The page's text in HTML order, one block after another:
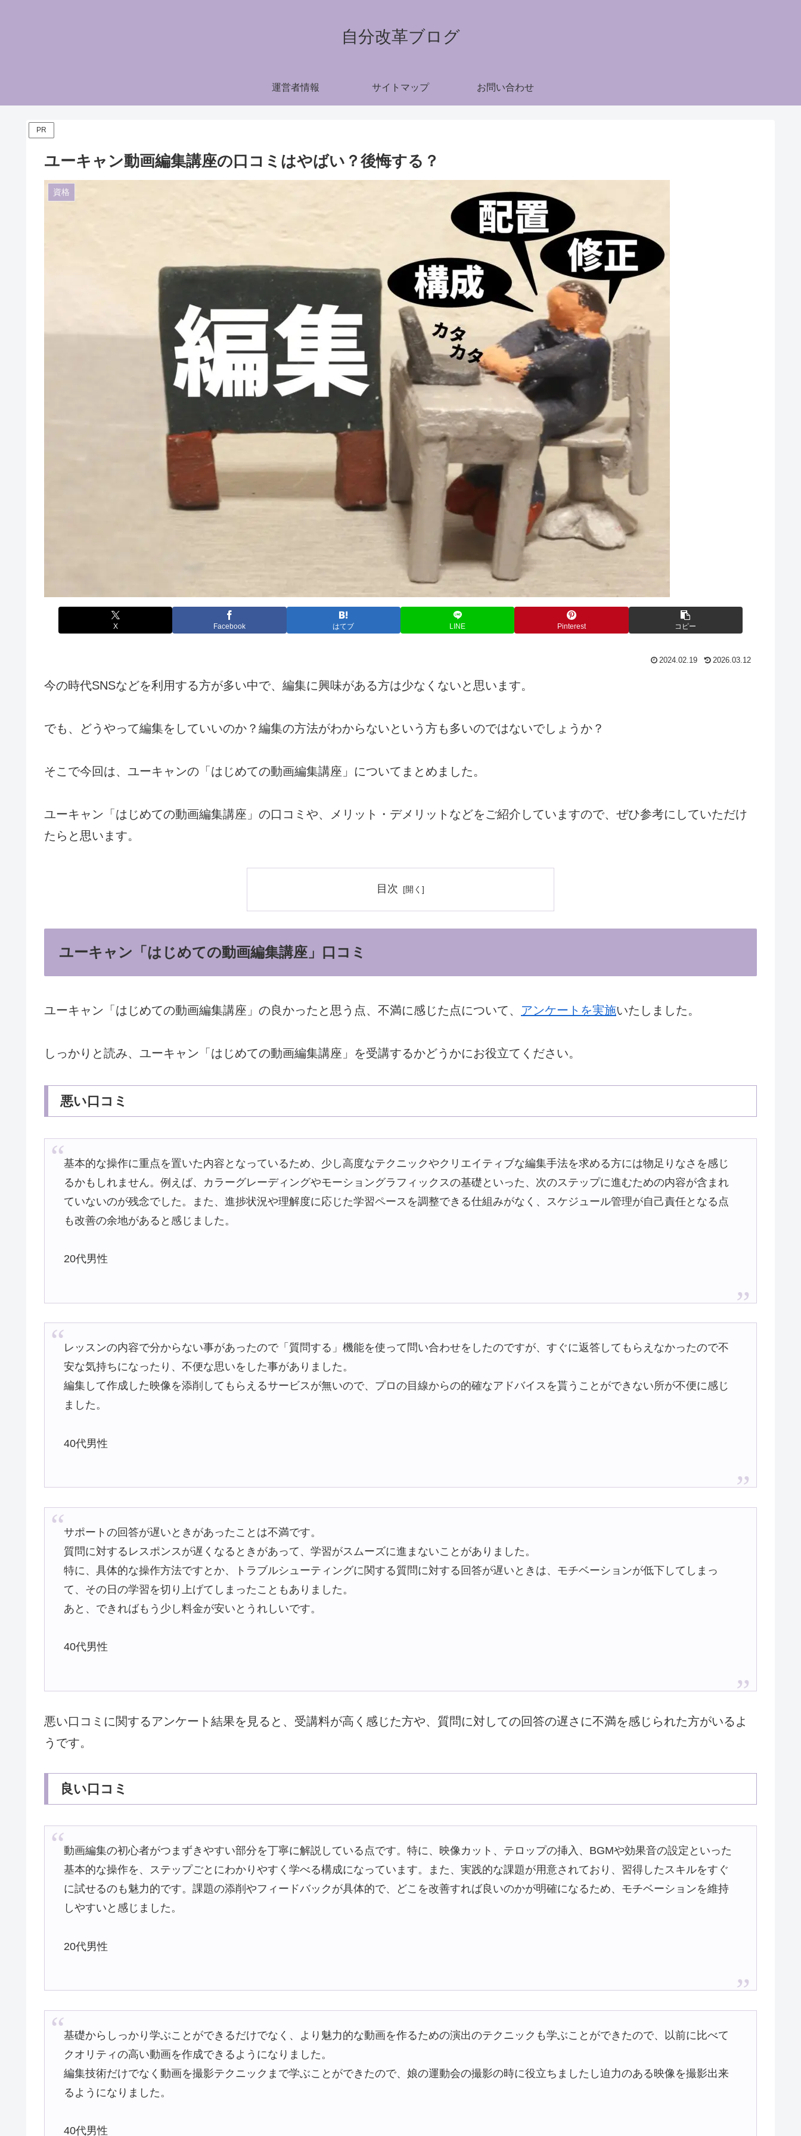
自分改革ブログ
運営者情報 サイトマップ お問い合わせ
PR
ユーキャン動画編集講座の口コミはやばい？後悔する？
資格
X Facebook はてブ LINE Pinterest コピー
2024.02.19 2026.03.12
今の時代SNSなどを利用する方が多い中で、編集に興味がある方は少なくないと思います。
でも、どうやって編集をしていいのか？編集の方法がわからないという方も多いのではないでしょうか？
そこで今回は、ユーキャンの「はじめての動画編集講座」についてまとめました。
ユーキャン「はじめての動画編集講座」の口コミや、メリット・デメリットなどをご紹介していますので、ぜひ参考にしていただけ
たらと思います。
目次
ユーキャン「はじめての動画編集講座」口コミ
ユーキャン「はじめての動画編集講座」の良かったと思う点、不満に感じた点について、 アンケートを実施いたしました。
しっかりと読み、ユーキャン「はじめての動画編集講座」を受講するかどうかにお役立てください。
悪い口コミ
基本的な操作に重点を置いた内容となっているため、少し高度なテクニックやクリエイティブな編集手法を求める方には物足りなさを感じ
るかもしれません。例えば、カラーグレーディングやモーショングラフィックスの基礎といった、次のステップに進むための内容が含まれ
ていないのが残念でした。また、進捗状況や理解度に応じた学習ペースを調整できる仕組みがなく、スケジュール管理が自己責任となる点
も改善の余地があると感じました。
20代男性
レッスンの内容で分からない事があったので「質問する」機能を使って問い合わせをしたのですが、すぐに返答してもらえなかったので不
安な気持ちになったり、不便な思いをした事がありました。
編集して作成した映像を添削してもらえるサービスが無いので、プロの目線からの的確なアドバイスを貰うことができない所が不便に感じ
ました。
40代男性
サポートの回答が遅いときがあったことは不満です。
質問に対するレスポンスが遅くなるときがあって、学習がスムーズに進まないことがありました。
特に、具体的な操作方法ですとか、トラブルシューティングに関する質問に対する回答が遅いときは、モチベーションが低下してしまっ
て、その日の学習を切り上げてしまったこともありました。
あと、できればもう少し料金が安いとうれしいです。
40代男性
悪い口コミに関するアンケート結果を見ると、受講料が高く感じた方や、質問に対しての回答の遅さに不満を感じられた方がいるよ
うです。
良い口コミ
動画編集の初心者がつまずきやすい部分を丁寧に解説している点です。特に、映像カット、テロップの挿入、BGMや効果音の設定といった
基本的な操作を、ステップごとにわかりやすく学べる構成になっています。また、実践的な課題が用意されており、習得したスキルをすぐ
に試せるのも魅力的です。課題の添削やフィードバックが具体的で、どこを改善すれば良いのかが明確になるため、モチベーションを維持
しやすいと感じました。
20代男性
基礎からしっかり学ぶことができるだけでなく、より魅力的な動画を作るための演出のテクニックも学ぶことができたので、以前に比べて
クオリティの高い動画を作成できるようになりました。
編集技術だけでなく動画を撮影テクニックまで学ぶことができたので、娘の運動会の撮影の時に役立ちましたし迫力のある映像を撮影出来
るようになりました。
40代男性